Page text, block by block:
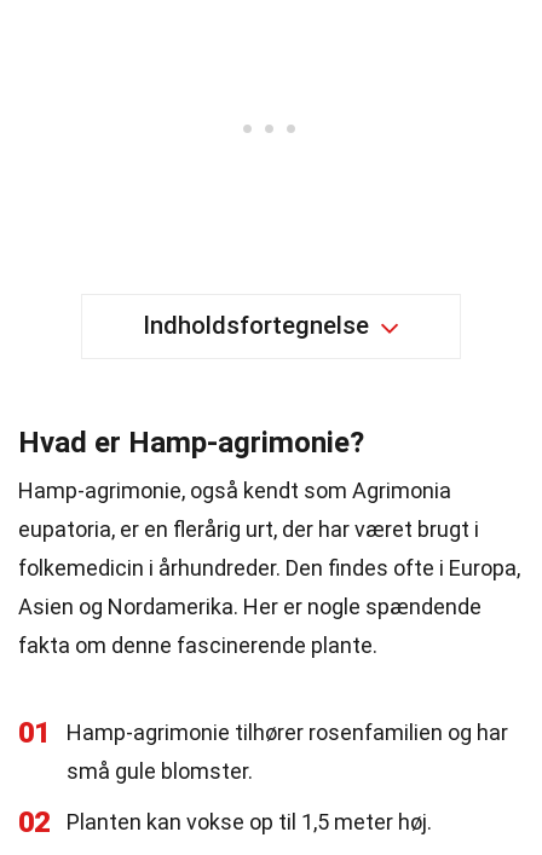
Indholdsfortegnelse
Hvad er Hamp-agrimonie?
Hamp-agrimonie, også kendt som Agrimonia
eupatoria, er en flerårig urt, der har været brugt i
folkemedicin i århundreder. Den findes ofte i Europa,
Asien og Nordamerika. Her er nogle spændende
fakta om denne fascinerende plante.
01
Hamp-agrimonie tilhører rosenfamilien og har
små gule blomster.
02 Planten kan vokse op til 1,5 meter høj.